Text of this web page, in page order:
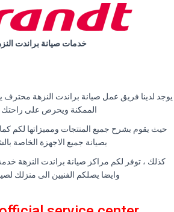
خدمات صيانة براندت
يوجد لدينا فريق عمل صيانة براندت النزهة
الممكنة ويحرص على راحتك
حيث يقوم بشرح جميع المنتجات ومميزاتها لكم
بصيانة جميع الاجهزة الخاصة
وايضا يصلكم الفنيين الى منزلك